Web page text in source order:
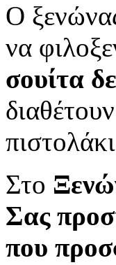
Ο
να
σουίτα
Στο
Σας
που